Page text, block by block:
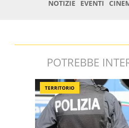
POTREBBE
TERRITORIO